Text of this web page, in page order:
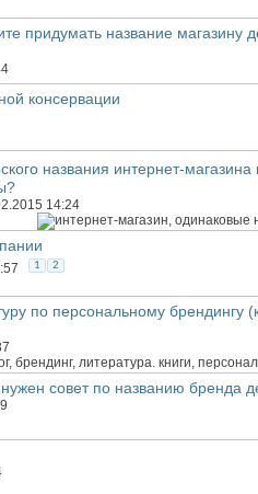
придумать название магазину
консервации
названия интернет-
14:24
1 2
по персональному брендингу
совет по названию бренда